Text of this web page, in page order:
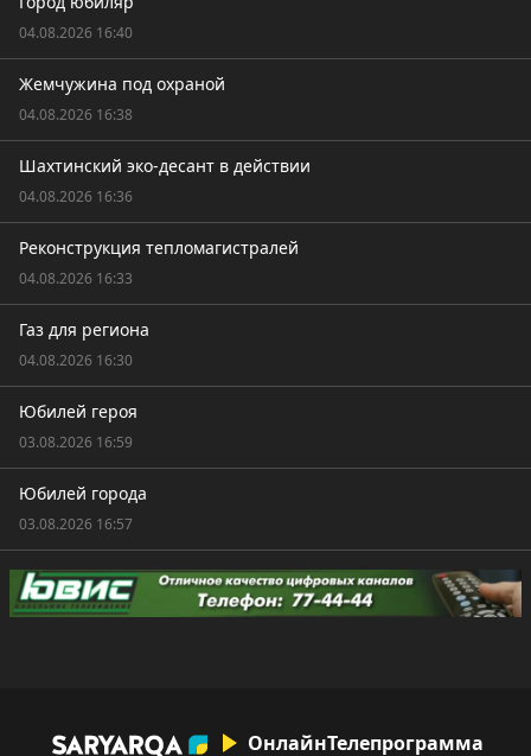
04.08.2026 16:40
Жемчужина под охраной
04.08.2026 16:38
Шахтинский эко-десант в действии
04.08.2026 16:36
Реконструкция тепломагистралей
04.08.2026 16:33
Газ для региона
04.08.2026 16:30
Юбилей героя
03.08.2026 16:59
Юбилей города
03.08.2026 16:57
ОнлайнТелепрограмма